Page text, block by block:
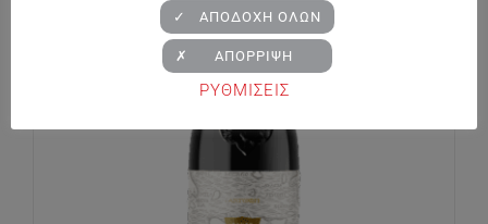
ΡΥΘΜΙΣΕΙΣ
✓ ΑΠΟΔΟΧΗ ΟΛΩΝ
✗ ΑΠΟΡΡΙΨΗ